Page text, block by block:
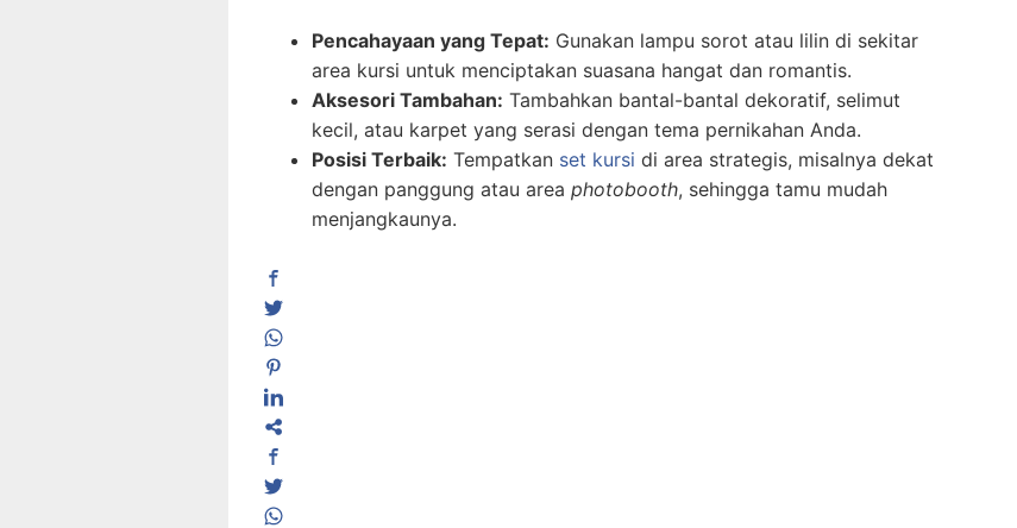
Pencahayaan yang Tepat: Gunakan lampu sorot atau lilin di sekitar
area kursi untuk menciptakan suasana hangat dan romantis.
Aksesori Tambahan: Tambahkan bantal-bantal dekoratif, selimut
kecil, atau karpet yang serasi dengan tema pernikahan Anda.
Posisi Terbaik: Tempatkan set kursi di area strategis, misalnya dekat
dengan panggung atau area photobooth, sehingga tamu mudah
menjangkaunya.